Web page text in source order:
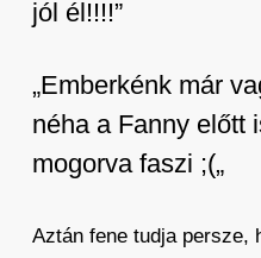
jól él!!!!”
„Emberkénk már
néha a Fanny előtt
mogorva faszi ;(„
Aztán fene tudja persze,